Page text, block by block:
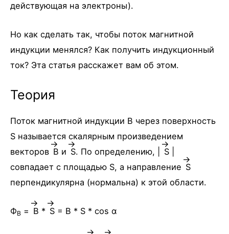
действующая на электроны).
Но как сделать так, чтобы поток магнитной
индукции менялся? Как получить индукционный
ток? Эта статья расскажет вам об этом.
Теория
Поток магнитной индукции B через поверхность
S называется скалярным произведением
векторов B и S. По определению, |
S |
совпадает с площадью S, а направление S
перпендикулярна (нормальна) к этой области.
ФB = B * S = B * S * cos α